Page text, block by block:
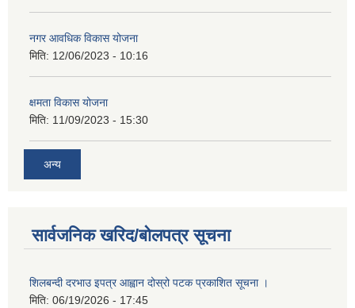
नगर आवधिक विकास योजना
मिति: 12/06/2023 - 10:16
क्षमता विकास योजना
मिति: 11/09/2023 - 15:30
अन्य
सार्वजनिक खरिद/बोलपत्र सूचना
शिलबन्दी दरभाउ इपत्र आह्वान दोस्रो पटक प्रकाशित सूचना ।
मिति: 06/19/2026 - 17:45